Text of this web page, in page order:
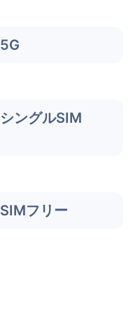
5G
シングルSIM
SIMフリー